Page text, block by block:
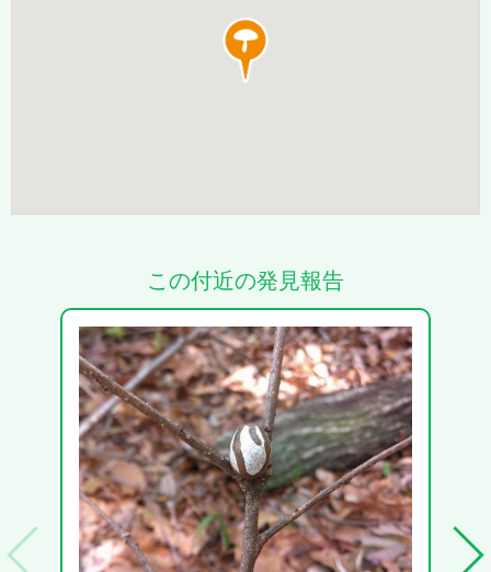
この付近の発見報告